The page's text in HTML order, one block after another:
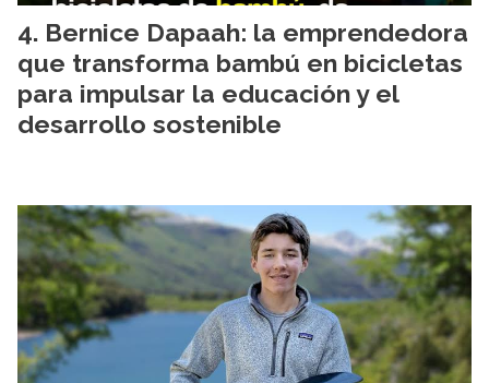
Bernice Dapaah: la emprendedora
que transforma bambú en bicicletas
para impulsar la educación y el
desarrollo sostenible